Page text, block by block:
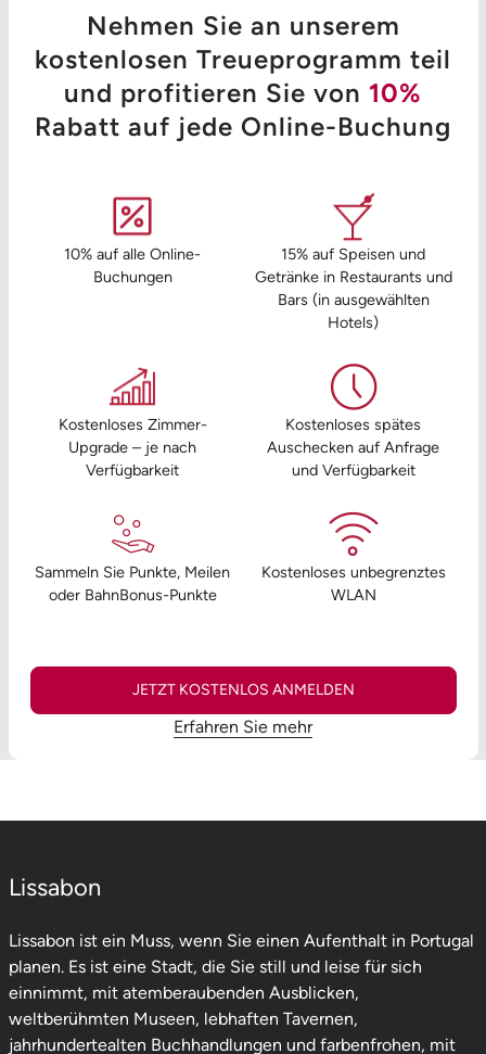
Nehmen Sie an unserem
kostenlosen Treueprogramm teil
und profitieren Sie von 10%
Rabatt auf jede Online-Buchung
10% auf alle Online-
Buchungen
15% auf Speisen und
Getränke in Restaurants und
Bars (in ausgewählten
Hotels)
Kostenloses Zimmer-
Upgrade – je nach
Verfügbarkeit
Kostenloses spätes
Auschecken auf Anfrage
und Verfügbarkeit
Sammeln Sie Punkte, Meilen
oder BahnBonus-Punkte
Kostenloses unbegrenztes
WLAN
JETZT KOSTENLOS ANMELDEN
Erfahren Sie mehr
Lissabon
Lissabon ist ein Muss, wenn Sie einen Aufenthalt in Portugal
planen. Es ist eine Stadt, die Sie still und leise für sich
einnimmt, mit atemberaubenden Ausblicken,
weltberühmten Museen, lebhaften Tavernen,
jahrhundertealten Buchhandlungen und farbenfrohen, mit